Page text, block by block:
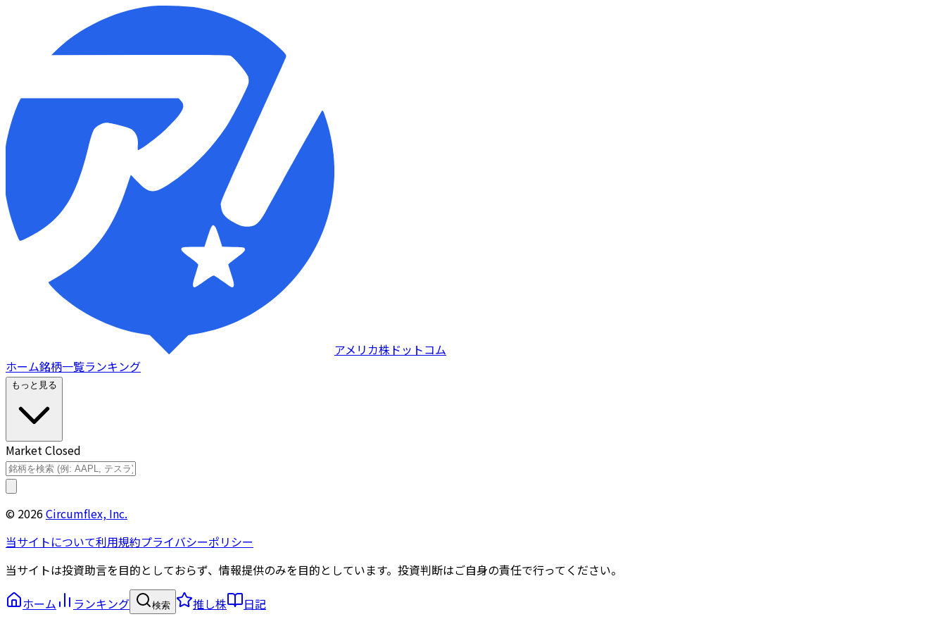
アメリカ株ドットコム
ホーム銘柄一覧ランキング
もっと見る
Market Closed
© 2026Circumflex, Inc.
当サイトについて利用規約プライバシーポリシー
当サイトは投資助言を目的としておらず、情報提供のみを目的としています。投資判断はご自身の責任で行ってください。
ホーム
ランキング 検索 推し株 日記